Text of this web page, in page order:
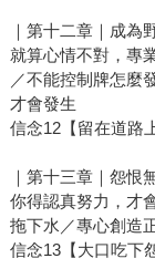
｜第十二章｜成為
就算心情不對，專
／不能控制牌怎麼
才會發生
信念12【留在道路
｜第十三章｜怨恨
你得認真努力，才
拖下水／專心創造
信念13【大口吃下